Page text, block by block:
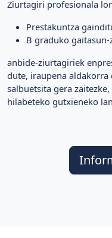
Ziurtagiri profesionala
Prestakuntza
B graduko
anbide-ziurtagiriek
dute, iraupena aldakorra
salbuetsita gera
hilabeteko gutxieneko